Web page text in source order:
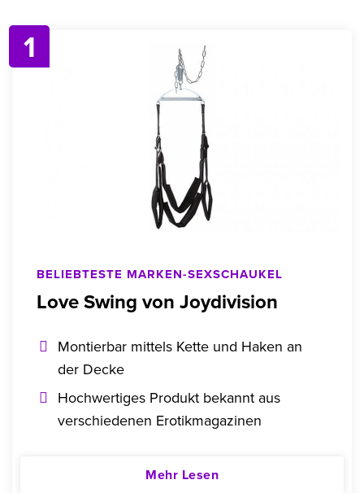
1
BELIEBTESTE MARKEN-SEXSCHAUKEL
Love Swing von Joydivision
Montierbar mittels Kette und Haken an
der Decke
Hochwertiges Produkt bekannt aus
verschiedenen Erotikmagazinen
Mehr Lesen